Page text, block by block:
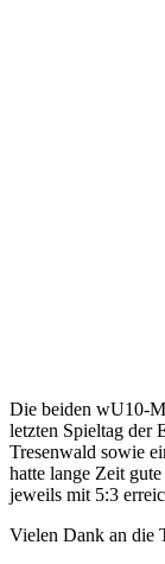
Die beiden wU10-
letzten Spieltag der
Tresenwald sowie
hatte lange Zeit
jeweils mit 5:3
Vielen Dank an die